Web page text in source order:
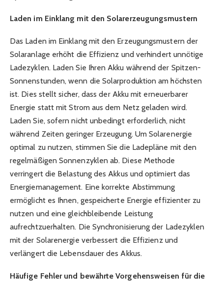
Laden im Einklang mit den Solarerzeugungsmustern
Das Laden im Einklang mit den Erzeugungsmustern der
Solaranlage erhöht die Effizienz und verhindert unnötige
Ladezyklen. Laden Sie Ihren Akku während der Spitzen-
Sonnenstunden, wenn die Solarproduktion am höchsten
ist. Dies stellt sicher, dass der Akku mit erneuerbarer
Energie statt mit Strom aus dem Netz geladen wird.
Laden Sie, sofern nicht unbedingt erforderlich, nicht
während Zeiten geringer Erzeugung. Um Solarenergie
optimal zu nutzen, stimmen Sie die Ladepläne mit den
regelmäßigen Sonnenzyklen ab. Diese Methode
verringert die Belastung des Akkus und optimiert das
Energiemanagement. Eine korrekte Abstimmung
ermöglicht es Ihnen, gespeicherte Energie effizienter zu
nutzen und eine gleichbleibende Leistung
aufrechtzuerhalten. Die Synchronisierung der Ladezyklen
mit der Solarenergie verbessert die Effizienz und
verlängert die Lebensdauer des Akkus.
Häufige Fehler und bewährte Vorgehensweisen für die